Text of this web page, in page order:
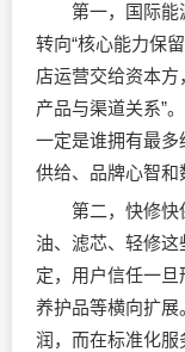
第一，国际能源
转向“核心能力保
店运营交给资本方
产品与渠道关系”
一定是谁拥有最
供给、品牌心智和
第二，快修快
油、滤芯、轻修
定，用户信任一旦
养护品等横向扩展
润，而在标准化服